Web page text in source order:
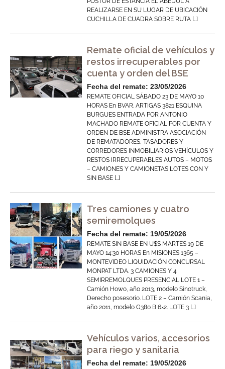
REALIZARSE EN SU LUGAR DE UBICACIÓN
CUCHILLA DE CUADRA SOBRE RUTA […]
Remate oficial de vehículos y
restos irrecuperables por
cuenta y orden del BSE
Fecha del remate: 23/05/2026
REMATE OFICIAL SÁBADO 23 DE MAYO 10
HORAS En BVAR. ARTIGAS 3821 ESQUINA
BURGUES ENTRADA POR ANTONIO
MACHADO REMATE OFICIAL POR CUENTA Y
ORDEN DE BSE ADMINISTRA ASOCIACIÓN
DE REMATADORES, TASADORES Y
CORREDORES INMOBILIARIOS VEHÍCULOS Y
RESTOS IRRECUPERABLES AUTOS – MOTOS
– CAMIONES Y CAMIONETAS LOTES CON Y
SIN BASE […]
Tres camiones y cuatro
semiremolques
Fecha del remate: 19/05/2026
REMATE SIN BASE EN U$S MARTES 19 DE
MAYO 14:30 HORAS En MISIONES 1365 –
MONTEVIDEO LIQUIDACIÓN CONCURSAL
MONPAT LTDA. 3 CAMIONES Y 4
SEMIRREMOLQUES PRESENCIAL LOTE 1 –
Camión Howo, año 2013, modelo Sinotruck,
Derecho posesorio. LOTE 2 – Camión Scania,
año 2011, modelo G380 B 6×2. LOTE 3 […]
Vehículos varios, accesorios
para riego y sanitaria
Fecha del remate: 19/05/2026